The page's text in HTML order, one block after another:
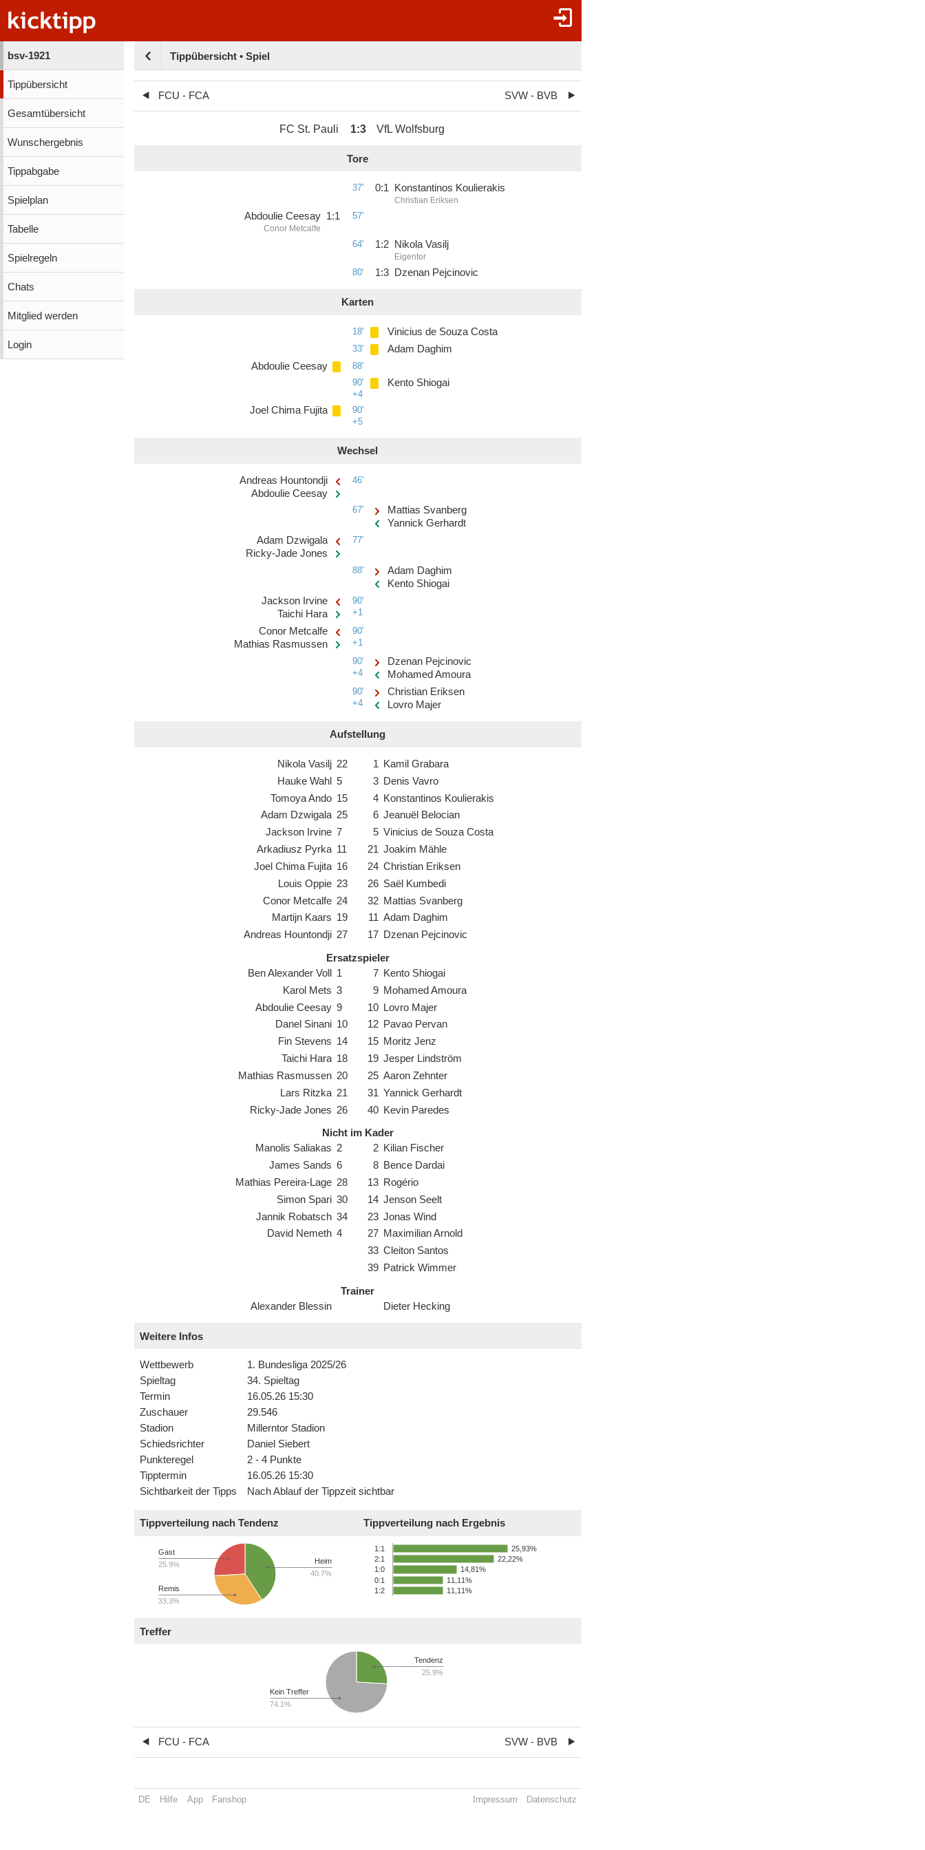
bsv-1921
Tippübersicht
Gesamtübersicht
Wunschergebnis
Tippabgabe
Spielplan
Tabelle
Spielregeln
Chats
Mitglied werden
Login
Tippübersicht • Spiel
FCU - FCA SVW - BVB
FC St. Pauli 1:3 VfL Wolfsburg
Tore
37' 0:1 Konstantinos Koulierakis
Christian Eriksen
Abdoulie Ceesay
Conor Metcalfe
1:1 57'
64' 1:2 Nikola Vasilj
Eigentor
80' 1:3 Dzenan Pejcinovic
Karten
18' Vinicius de Souza Costa
33'
Adam Daghim
Abdoulie Ceesay
88'
90'
+4
Kento Shiogai
Joel Chima Fujita
90'
+5
Wechsel
Andreas Hountondji
Abdoulie Ceesay
46'
67'
Mattias Svanberg
Yannick Gerhardt
Adam Dzwigala
Ricky-Jade Jones
77'
88'
Adam Daghim
Kento Shiogai
Jackson Irvine
Taichi Hara
90'
+1
Conor Metcalfe
Mathias Rasmussen
90'
+1
90'
+4
Dzenan Pejcinovic
Mohamed Amoura
90'
+4
Christian Eriksen
Lovro Majer
Aufstellung
Nikola Vasilj 22 1
Kamil Grabara
Hauke Wahl
5 3 Denis Vavro
Tomoya Ando 15 4 Konstantinos Koulierakis
Adam Dzwigala 25 6 Jeanuël Belocian
Jackson Irvine 7 5 Vinicius de Souza Costa
Arkadiusz Pyrka 11 21 Joakim Mähle
Joel Chima Fujita 16 24 Christian Eriksen
Louis Oppie 23 26 Saël Kumbedi
Conor Metcalfe 24 32 Mattias Svanberg
Martijn Kaars 19 11 Adam Daghim
Andreas Hountondji 27 17 Dzenan Pejcinovic
Ersatzspieler
Ben Alexander Voll
1 7 Kento Shiogai
Karol Mets 3 9 Mohamed Amoura
Abdoulie Ceesay 9 10 Lovro Majer
Danel Sinani 10 12 Pavao Pervan
Fin Stevens 14 15 Moritz Jenz
Taichi Hara 18 19 Jesper Lindström
Mathias Rasmussen 20 25 Aaron Zehnter
Lars Ritzka 21 31 Yannick Gerhardt
Ricky-Jade Jones 26 40 Kevin Paredes
Nicht im Kader
Manolis Saliakas 2 2 Kilian Fischer
James Sands 6 8 Bence Dardai
Mathias Pereira-Lage 28 13 Rogério
Simon Spari 30 14 Jenson Seelt
Jannik Robatsch 34 23 Jonas Wind
David Nemeth 4 27 Maximilian Arnold
33 Cleiton Santos
39 Patrick Wimmer
Trainer
Alexander Blessin
Dieter Hecking
Weitere Infos
Wettbewerb
1. Bundesliga 2025/26
Spieltag
34. Spieltag
Termin
16.05.26 15:30
Zuschauer
29.546
Stadion
Millerntor Stadion
Schiedsrichter
Daniel Siebert
Punkteregel
2 - 4 Punkte
Tipptermin
16.05.26 15:30
Sichtbarkeit der Tipps
Nach Ablauf der Tippzeit sichtbar
Tippverteilung nach Tendenz
Heim
40.7%
Remis
33.3%
Gast
25.9%
Tippverteilung nach Ergebnis
1:1
2:1
1:0
0:1
1:2
25,93%
22,22%
14,81%
11,11%
11,11%
Treffer
Tendenz
25.9%
Kein Treffer
74.1%
FCU - FCA SVW - BVB
DE Hilfe App Fanshop Impressum Datenschutz